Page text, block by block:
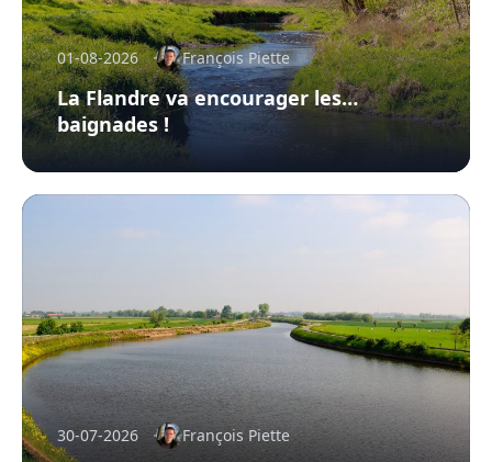
01-08-2026 François Piette
La Flandre va encourager les…
baignades !
30-07-2026 François Piette